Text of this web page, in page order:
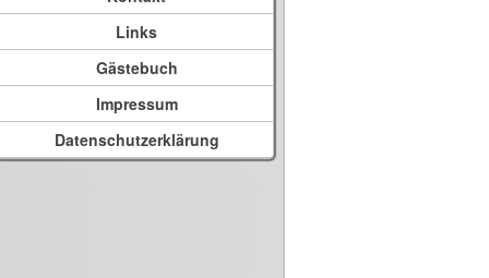
Links
Gästebuch
Impressum
Datenschutzerklärung